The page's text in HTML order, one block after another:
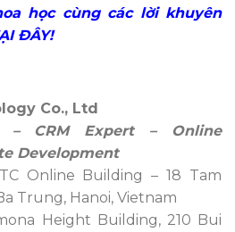
học cùng các lời khuyên
ĐÂY!
Co., Ltd
– CRM Expert – Online
Development
Online Building – 18 Tam
Trung, Hanoi, Vietnam
Height Building, 210 Bui